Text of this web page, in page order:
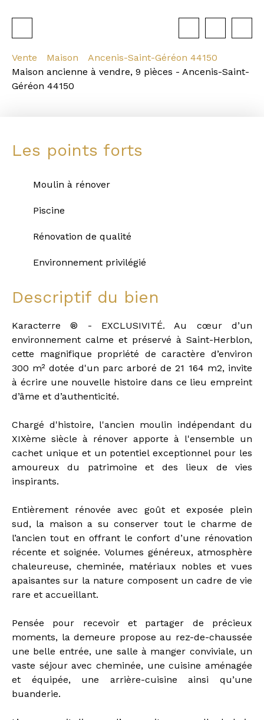
Vente Maison
Ancenis-Saint-Géréon 44150
Maison ancienne à vendre, 9 pièces - Ancenis-Saint-
Géréon 44150
Les points forts
Moulin à rénover
Piscine
Rénovation de qualité
Environnement privilégié
Descriptif du bien
Karacterre ® - EXCLUSIVITÉ. Au cœur d’un
environnement calme et préservé à Saint-Herblon,
cette magnifique propriété de caractère d’environ
300 m² dotée d'un parc arboré de 21 164 m2, invite
à écrire une nouvelle histoire dans ce lieu empreint
d’âme et d’authenticité.
Chargé d'histoire, l'ancien moulin indépendant du
XIXème siècle à rénover apporte à l'ensemble un
cachet unique et un potentiel exceptionnel pour les
amoureux du patrimoine et des lieux de vies
inspirants.
Entièrement rénovée avec goût et exposée plein
sud, la maison a su conserver tout le charme de
l’ancien tout en offrant le confort d’une rénovation
récente et soignée. Volumes généreux, atmosphère
chaleureuse, cheminée, matériaux nobles et vues
apaisantes sur la nature composent un cadre de vie
rare et accueillant.
Pensée pour recevoir et partager de précieux
moments, la demeure propose au rez-de-chaussée
une belle entrée, une salle à manger conviviale, un
vaste séjour avec cheminée, une cuisine aménagée
et équipée, une arrière-cuisine ainsi qu’une
buanderie.